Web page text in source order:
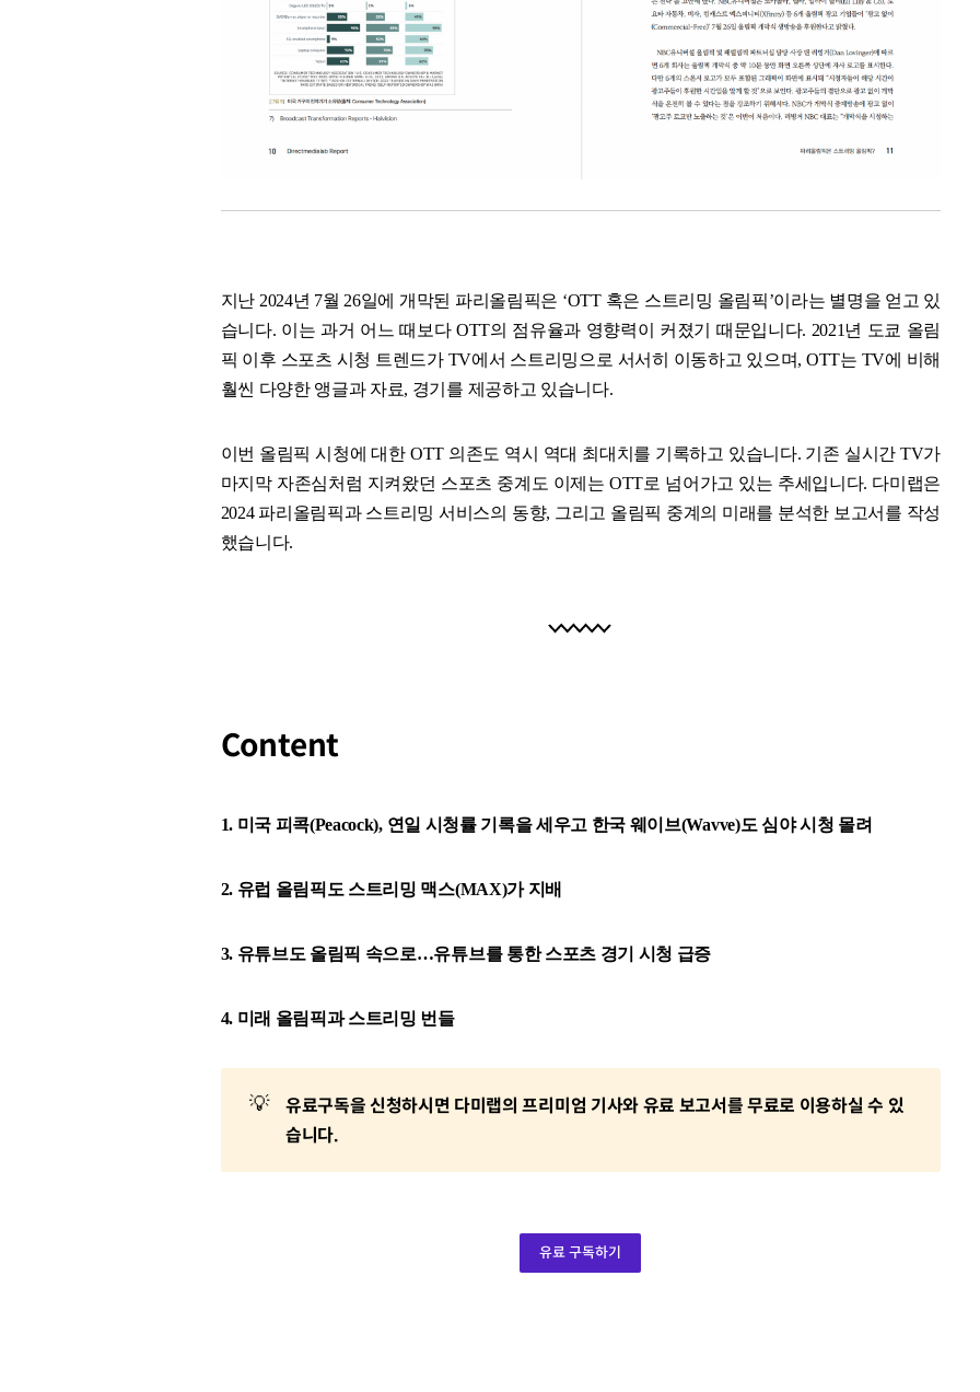
지난 2024년 7월 26일에 개막된 파리올림픽은 ‘OTT 혹은 스트리밍 올림픽’이라는 별명을 얻고 있
습니다. 이는 과거 어느 때보다 OTT의 점유율과 영향력이 커졌기 때문입니다. 2021년 도쿄 올림
픽 이후 스포츠 시청 트렌드가 TV에서 스트리밍으로 서서히 이동하고 있으며, OTT는 TV에 비해
훨씬 다양한 앵글과 자료, 경기를 제공하고 있습니다.
이번 올림픽 시청에 대한 OTT 의존도 역시 역대 최대치를 기록하고 있습니다. 기존 실시간 TV가
마지막 자존심처럼 지켜왔던 스포츠 중계도 이제는 OTT로 넘어가고 있는 추세입니다. 다미랩은
2024 파리올림픽과 스트리밍 서비스의 동향, 그리고 올림픽 중계의 미래를 분석한 보고서를 작성
했습니다.
Content
1. 미국 피콕(Peacock), 연일 시청률 기록을 세우고 한국 웨이브(Wavve)도 심야 시청 몰려
2. 유럽 올림픽도 스트리밍 맥스(MAX)가 지배
3. 유튜브도 올림픽 속으로…유튜브를 통한 스포츠 경기 시청 급증
4. 미래 올림픽과 스트리밍 번들
💡
유료구독을 신청하시면 다미랩의 프리미엄 기사와 유료 보고서를 무료로 이용하실 수 있
습니다.
유료 구독하기